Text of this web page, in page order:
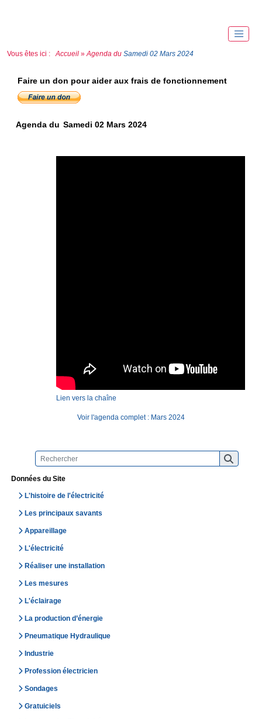
Vous êtes ici : Accueil » Agenda du Samedi 02 Mars 2024
Données du Site
L'histoire de l'électricité
Les principaux savants
Appareillage
L'électricité
Réaliser une installation
Les mesures
L'éclairage
La production d’énergie
Pneumatique Hydraulique
Industrie
Profession électricien
Sondages
Gratuiciels
Faire un don pour aider aux frais de fonctionnement
Agenda du Samedi 02 Mars 2024
Lien vers la chaîne
Voir l'agenda complet : Mars 2024